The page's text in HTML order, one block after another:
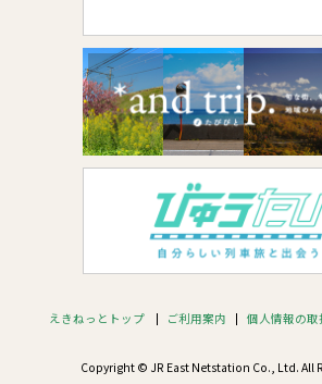
えきねっとトップ ご利用案内 個人情報の
Copyright © JR East Netstation Co., Ltd. All